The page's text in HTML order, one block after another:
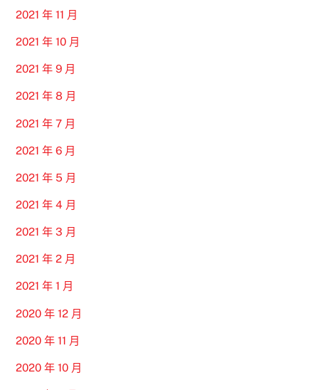
2021 年 11 月
2021 年 10 月
2021 年 9 月
2021 年 8 月
2021 年 7 月
2021 年 6 月
2021 年 5 月
2021 年 4 月
2021 年 3 月
2021 年 2 月
2021 年 1 月
2020 年 12 月
2020 年 11 月
2020 年 10 月